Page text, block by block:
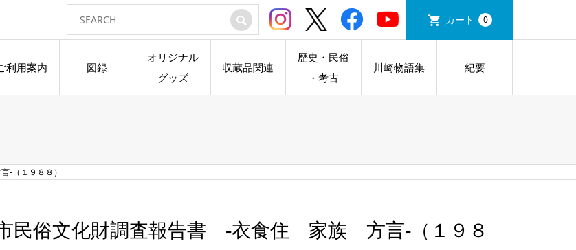
カート 0
利用案内 図録
オリジナル
グッズ
収蔵品関連
歴史・民俗
・考古
川崎物語集 紀要
（１９８８）
民俗文化財調査報告書 -衣食住 家族 方言-（１９８